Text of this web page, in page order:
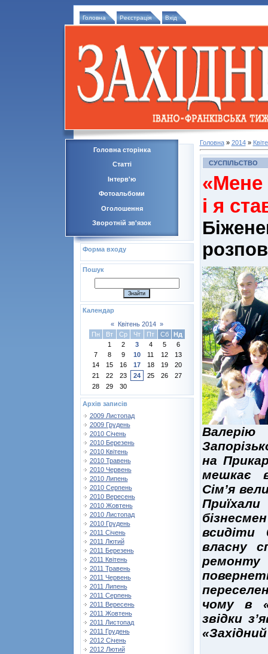
Головна Реєстрація Вхід
Головна сторінка
Статті
Інтерв'ю
Фотоальбоми
Оголошення
Зворотній зв'язок
Форма входу
Пошук
Календар
«
Квітень 2014 »
Пн
Вт Ср Чт Пт Сб
Нд
1
2 3 4 5
6
7
8 9 10 11 12
13
14
15 16 17 18 19
20
21
22 23 24 25 26
27
28
29 30
Архів записів
2009 Листопад
2009 Грудень
2010 Січень
2010 Березень
2010 Квітень
2010 Травень
2010 Червень
2010 Липень
2010 Серпень
2010 Вересень
2010 Жовтень
2010 Листопад
2010 Грудень
2011 Січень
2011 Лютий
2011 Березень
2011 Квітень
2011 Травень
2011 Червень
2011 Липень
2011 Серпень
2011 Вересень
2011 Жовтень
2011 Листопад
2011 Грудень
2012 Січень
2012 Лютий
Головна» 2014 »
СУСПІЛЬСТВО
«Мене
і я
на
мешкає в
Сім’я
всидіти
власну
чому в
звідки